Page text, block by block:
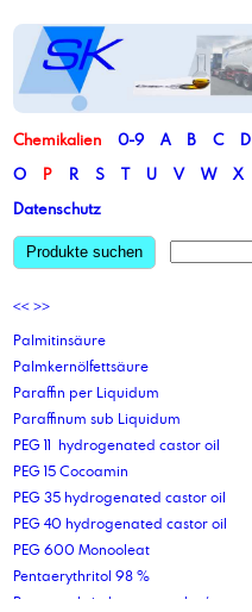
Chemikalien 0-9 A B C D
O
P R S T U V W X
Datenschutz
Produkte suchen
<< >>
Palmitinsäure
Palmkernölfettsäure
Paraffin per Liquidum
Paraffinum sub Liquidum
PEG 11 hydrogenated castor oil
PEG 15 Cocoamin
PEG 35 hydrogenated castor oil
PEG 40 hydrogenated castor oil
PEG 600 Monooleat
Pentaerythritol 98 %
Pentaerythritoltetracaprylat/caprat